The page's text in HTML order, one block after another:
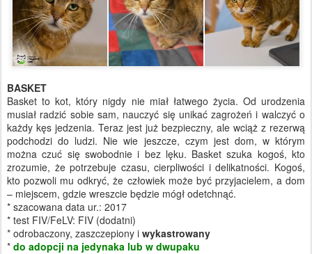
BASKET
Basket to kot, który nigdy nie miał łatwego życia. Od urodzenia
musiał radzić sobie sam, nauczyć się unikać zagrożeń i walczyć o
każdy kęs jedzenia. Teraz jest już bezpieczny, ale wciąż z rezerwą
podchodzi do ludzi. Nie wie jeszcze, czym jest dom, w którym
można czuć się swobodnie i bez lęku. Basket szuka kogoś, kto
zrozumie, że potrzebuje czasu, cierpliwości i delikatności. Kogoś,
kto pozwoli mu odkryć, że człowiek może być przyjacielem, a dom
– miejscem, gdzie wreszcie będzie mógł odetchnąć.
* szacowana data ur.: 2017
* test FIV/FeLV: FIV (dodatni)
* odrobaczony, zaszczepiony i wykastrowany
* do adopcji na jedynaka lub w dwupaku